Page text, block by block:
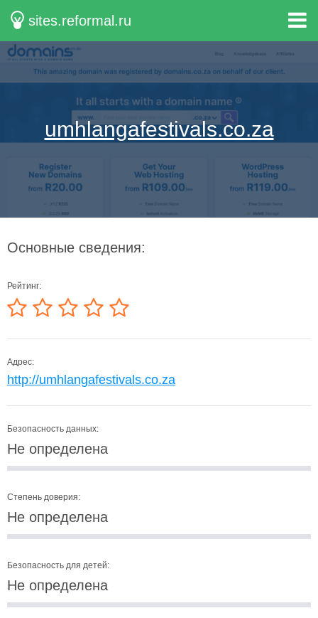
sites.reformal.ru
umhlangafestivals.co.za
Основные сведения:
Рейтинг:
Адрес:
http://umhlangafestivals.co.za
Безопасность данных:
Не определена
Степень доверия:
Не определена
Безопасность для детей:
Не определена